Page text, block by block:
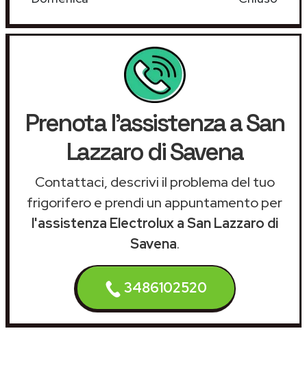
Prenota l'assistenza a San
Lazzaro di Savena
Contattaci, descrivi il problema del tuo
frigorifero e prendi un appuntamento per
l'assistenza Electrolux a San Lazzaro di
Savena.
3486102520